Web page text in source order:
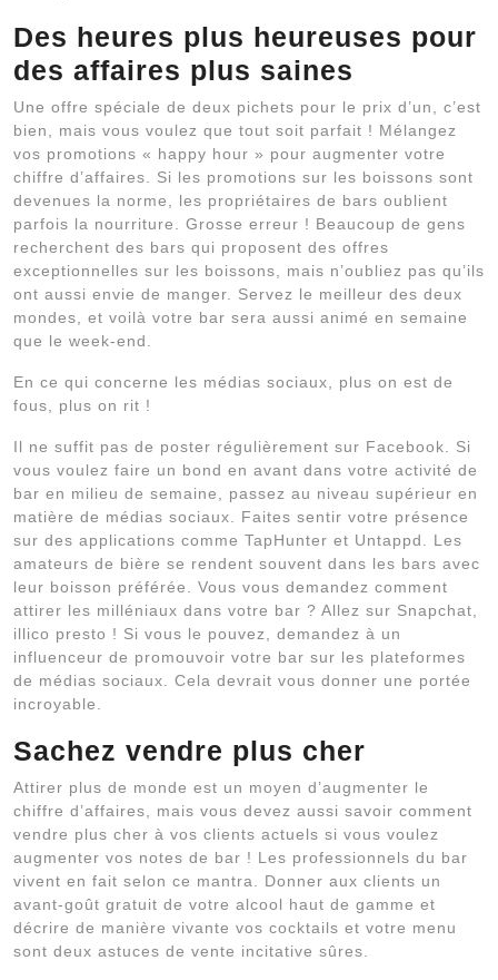
Des heures plus heureuses pour
des affaires plus saines
Une offre spéciale de deux pichets pour le prix d’un, c’est
bien, mais vous voulez que tout soit parfait ! Mélangez
vos promotions « happy hour » pour augmenter votre
chiffre d’affaires. Si les promotions sur les boissons sont
devenues la norme, les propriétaires de bars oublient
parfois la nourriture. Grosse erreur ! Beaucoup de gens
recherchent des bars qui proposent des offres
exceptionnelles sur les boissons, mais n’oubliez pas qu’ils
ont aussi envie de manger. Servez le meilleur des deux
mondes, et voilà votre bar sera aussi animé en semaine
que le week-end.
En ce qui concerne les médias sociaux, plus on est de
fous, plus on rit !
Il ne suffit pas de poster régulièrement sur Facebook. Si
vous voulez faire un bond en avant dans votre activité de
bar en milieu de semaine, passez au niveau supérieur en
matière de médias sociaux. Faites sentir votre présence
sur des applications comme TapHunter et Untappd. Les
amateurs de bière se rendent souvent dans les bars avec
leur boisson préférée. Vous vous demandez comment
attirer les milléniaux dans votre bar ? Allez sur Snapchat,
illico presto ! Si vous le pouvez, demandez à un
influenceur de promouvoir votre bar sur les plateformes
de médias sociaux. Cela devrait vous donner une portée
incroyable.
Sachez vendre plus cher
Attirer plus de monde est un moyen d’augmenter le
chiffre d’affaires, mais vous devez aussi savoir comment
vendre plus cher à vos clients actuels si vous voulez
augmenter vos notes de bar ! Les professionnels du bar
vivent en fait selon ce mantra. Donner aux clients un
avant-goût gratuit de votre alcool haut de gamme et
décrire de manière vivante vos cocktails et votre menu
sont deux astuces de vente incitative sûres.